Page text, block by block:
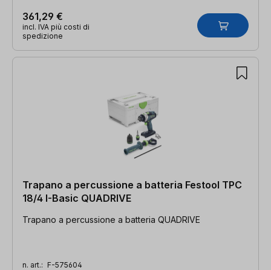
361,29 €
incl. IVA più costi di
spedizione
Trapano a percussione a batteria Festool TPC
18/4 I-Basic QUADRIVE
Trapano a percussione a batteria QUADRIVE
n. art.: F-575604